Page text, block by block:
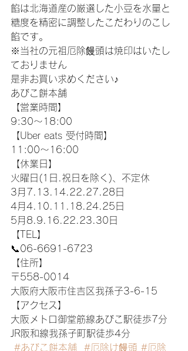
餡は北海道産の厳選した小豆を水量と
糖度を精密に調整したこだわりのこし
餡です。
※当社の元祖厄除饅頭は焼印はいたし
ておりません
是非お買い求めください♪
あびこ餅本舗
【営業時間】
9:30〜18:00
【Uber eats 受付時間】
11:00〜16:00
【休業日】
火曜日(1日.祝日を除く)、不定休
3月7.13.14.22.27.28日
4月4.10.11.18.24.25日
5月8.9.16.22.23.30日
【TEL】
📞06-6691-6723
【住所】
〒558-0014
大阪府大阪市住吉区我孫子3-6-15
【アクセス】
大阪メトロ御堂筋線あびこ駅徒歩7分
JR阪和線我孫子町駅徒歩4分
#あびこ餅本舗
#厄除け饅頭 #厄除